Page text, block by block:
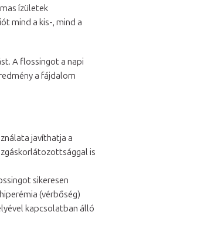
ízületek
mind a kis-, mind a
A flossingot a napi
a fájdalom
javíthatja a
is
sikeresen
(vérbőség)
kapcsolatban álló